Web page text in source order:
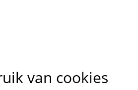
Verwijzers
van cookies